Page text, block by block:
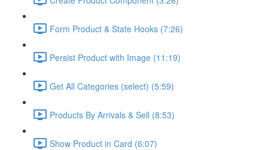
Form Product & State Hooks (7:26)
Persist Product with Image (11:19)
Get All Categories (select) (5:59)
Products By Arrivals & Sell (8:53)
Show Product in Card (6:07)